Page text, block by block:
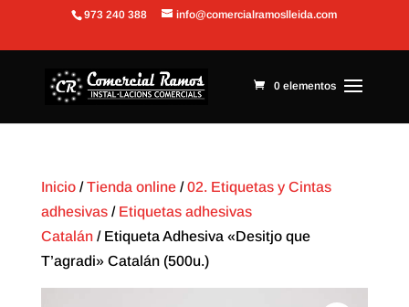
Abrir barra de herramientas
973 240 388 info@comercialramoslleida.com
0 elementos
Inicio/Tienda online/02. Etiquetas y Cintas
adhesivas/ Etiquetas adhesivas
Catalán/ Etiqueta Adhesiva «Desitjo que
T’agradi» Catalán (500u.)